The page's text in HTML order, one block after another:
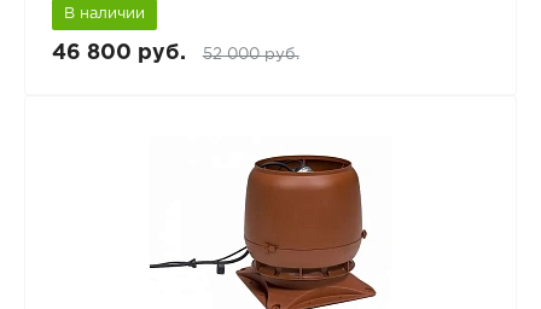
В наличии
46 800 руб. 52 000 руб.